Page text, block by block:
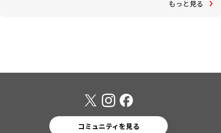
もっと見る
コミュニティを見る